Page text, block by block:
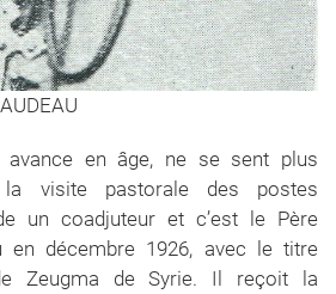
avance en âge, ne se sent plus
la visite pastorale des postes
un coadjuteur et c’est le Père
en décembre 1926, avec le titre
Zeugma de Syrie. Il reçoit la